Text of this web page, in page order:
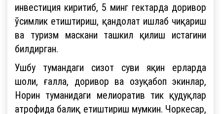
инвестиция киритиб, 5 минг гектарда доривор
ўсимлик етиштириш, қандолат ишлаб чиқариш
ва туризм маскани ташкил қилиш истагини
билдирган.
Ушбу тумандаги сизот суви яқин ерларда
шоли, ғалла, доривор ва озуқабоп экинлар,
Норин туманидаги мелиоратив тик қудуқлар
атрофида балиқ етиштириш мумкин. Чоркесар,